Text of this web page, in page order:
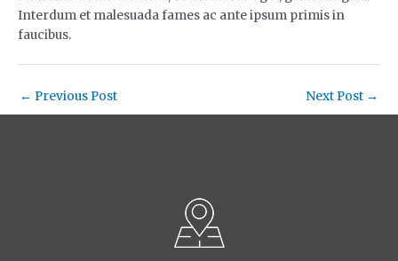
Interdum et malesuada fames ac ante ipsum primis in
faucibus.
← Previous Post Next Post →